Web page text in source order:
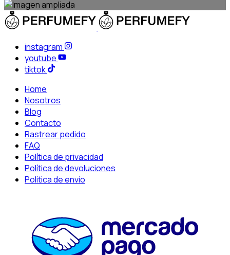
instagram
youtube
tiktok
Home
Nosotros
Blog
Contacto
Rastrear pedido
FAQ
Política de privacidad
Política de devoluciones
Política de envío